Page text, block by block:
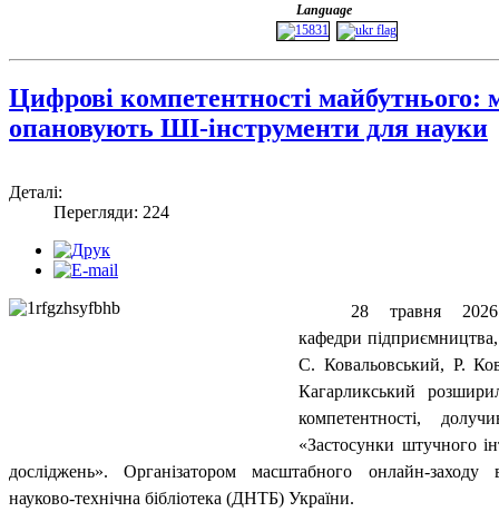
Language
Цифрові компетентності майбутнього:
опановують ШІ-інструменти для науки
Деталі:
Перегляди: 224
28 травня 2026
кафедри підприємництва,
С. Ковальовський, Р.
Кагарликський
компетентності,
«Застосунки штучного
досліджень». Організатором масштабного онлайн-заходу
науково-технічна бібліотека (ДНТБ) України.